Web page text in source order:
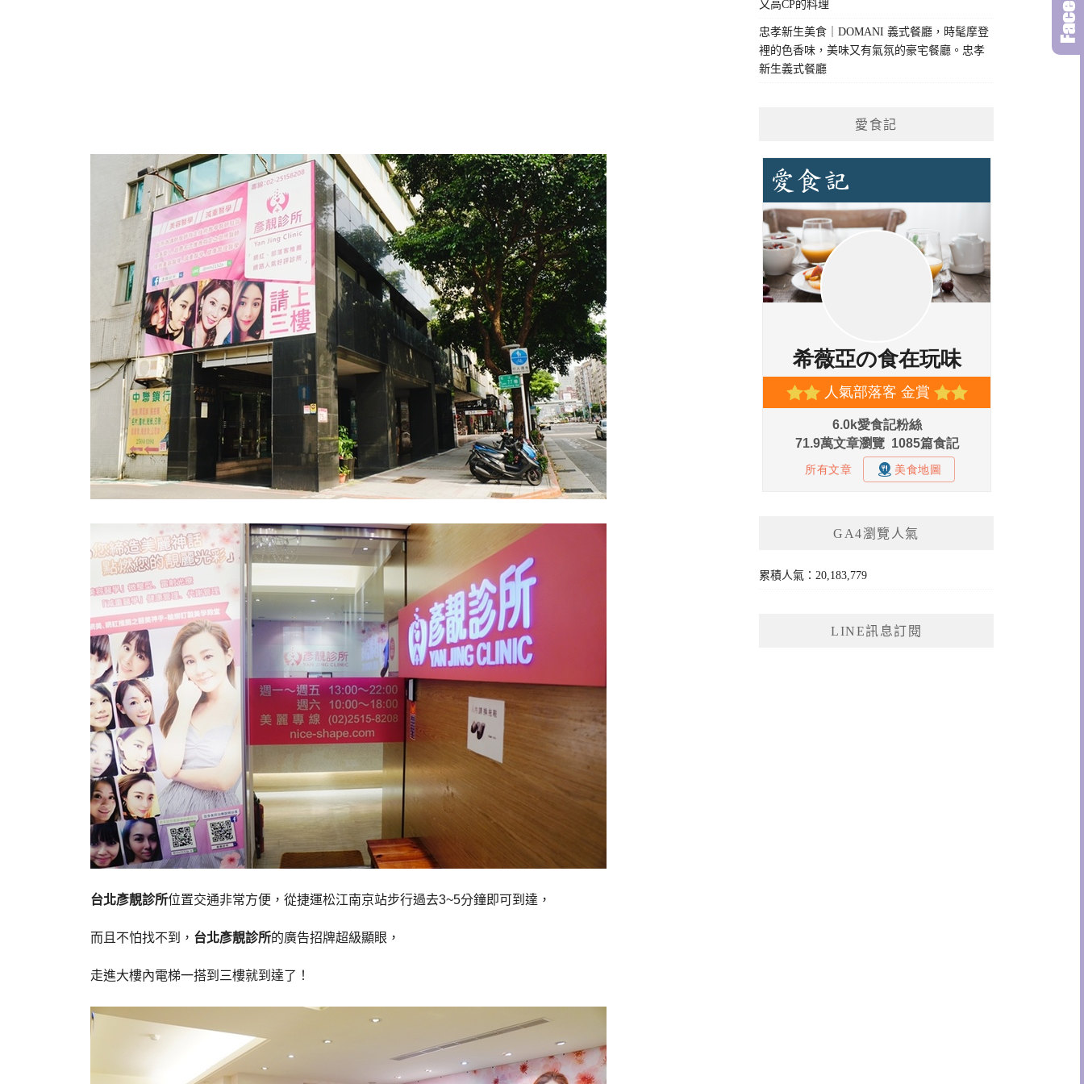
台北彥靚診所位置交通非常方便，從捷運松江南京站步行過去3~5分鐘即可到達，
而且不怕找不到， 台北彥靚診所的廣告招牌超級顯眼，
走進大樓內電梯一搭到三樓就到達了！
又高CP的料理
忠孝新生美食｜DOMANI 義式餐廳，時髦摩登
裡的色香味，美味又有氣氛的豪宅餐廳。忠孝
新生義式餐廳
愛食記
GA4瀏覽人氣
累積人氣：20,183,779
LINE訊息訂閱